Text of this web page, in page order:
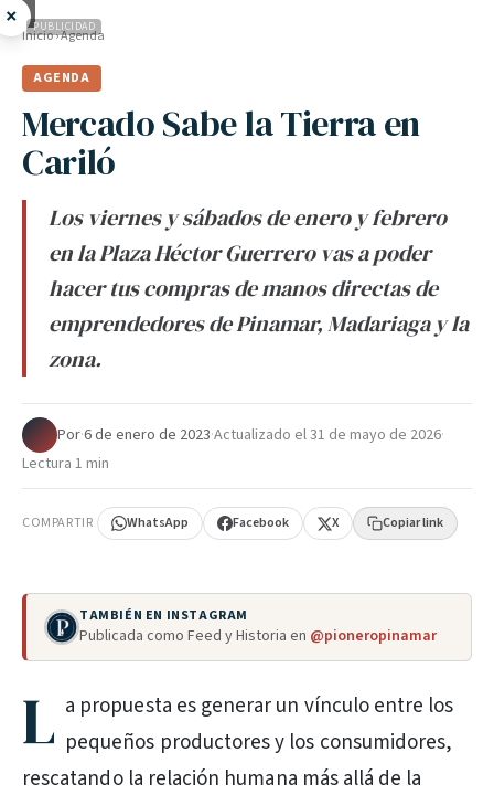
× PUBLICIDAD
Inicio›Agenda
AGENDA
Mercado Sabe la Tierra en
Cariló
Los viernes y sábados de enero y febrero
en la Plaza Héctor Guerrero vas a poder
hacer tus compras de manos directas de
emprendedores de Pinamar, Madariaga y la
zona.
Por·6 de enero de 2023·Actualizado el31 de mayo de 2026·
Lectura 1 min
COMPARTIR WhatsApp Facebook X Copiar link
TAMBIÉN EN INSTAGRAM
Publicada como Feed y Historia en @pioneropinamar
L a propuesta es generar un vínculo entre los
pequeños productores y los consumidores,
rescatando la relación humana más allá de la